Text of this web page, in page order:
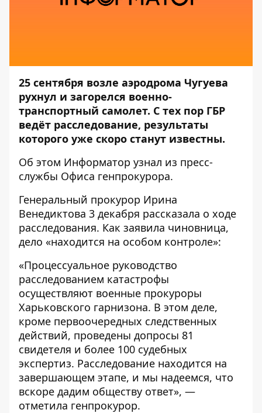
25 сентября возле аэродрома Чугуева
рухнул и загорелся военно-
транспортный самолет. С тех пор ГБР
ведёт расследование, результаты
которого уже скоро станут известны.
Об этом Информатор узнал из пресс-
службы Офиса генпрокурора.
Генеральный прокурор Ирина
Венедиктова 3 декабря рассказала о ходе
расследования. Как заявила чиновница,
дело «находится на особом контроле»:
«Процессуальное руководство
расследованием катастрофы
осуществляют военные прокуроры
Харьковского гарнизона. В этом деле,
кроме первоочередных следственных
действий, проведены допросы 81
свидетеля и более 100 судебных
экспертиз. Расследование находится на
завершающем этапе, и мы надеемся, что
вскоре дадим обществу ответ», —
отметила генпрокурор.